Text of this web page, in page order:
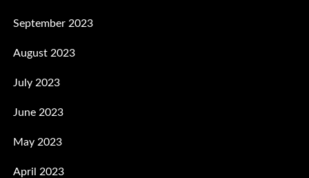
September 2023
August 2023
July 2023
June 2023
May 2023
April 2023